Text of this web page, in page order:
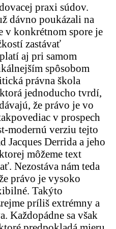
praxi súdov.
dávno poukázali na
v konkrétnom spore je
zastávať
aj pri samom
spôsobom
právna škola
jednoducho tvrdí,
že právo je vo
v prospech
modernú verziu tejto
Jacques Derrida a jeho
môžeme text
Nezostáva nám teda
právo je vysoko
Takýto
príliš extrémny a
Každopádne sa však